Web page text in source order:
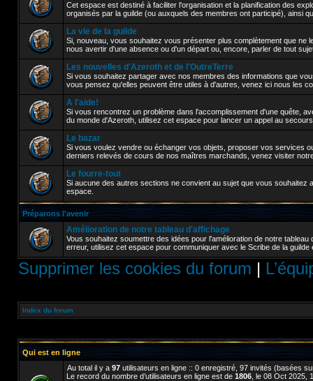
Cet espace est destiné à faciliter l'organisation et la planification des
organisés par la guilde (ou auxquels des membres ont participé), ainsi
La vie de la guilde
Si, nouveau, vous souhaitez vous présenter plus complètement que ne
nous avertir d'une absence ou d'un départ ou, encore, parler de tout
Les nouvelles d'Azeroth et de l'OutreTerre
Si vous souhaitez partager avec nos membres des informations que
vous pensez qu'elles peuvent être utiles à d'autres, venez ici nous les
A l'aide!
Si vous rencontrez un problème dans l'accomplissement d'une quête,
du monde d'Azeroth, utilisez cet espace pour lancer un appel au
Le bazar
Si vous voulez vendre ou échanger vos objets, proposer vos services
derniers relevés de cours de nos maîtres marchands, venez visiter
Le fourre-tout
Si aucune des autres sections ne convient au sujet que vous souhaitez
espace.
Préparons l'avenir
Amélioration de notre tableau d'affichage
Vous souhaitez soumettre des idées pour l'amélioration de notre
erreur, utilisez cet espace pour communiquer avec le Scribe de la guilde
Supprimer les cookies du forum |
Index du forum
Qui est en ligne
Au total il y a 97 utilisateurs en ligne :: 0 enregistré, 97 invités (basées
Le record du nombre d’utilisateurs en ligne est de 1806 , le 08 Oct 2025,